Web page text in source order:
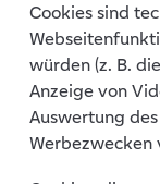
Cookies sind
würden (z. B.
Anzeige von
Auswertung